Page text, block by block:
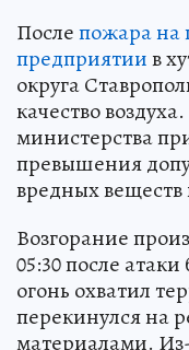
Послепожара
предприятиив
округа
качество
министерства
превышения
вредных
Возгорание
05:30 после
огонь охватил
перекинулся на
материалами.